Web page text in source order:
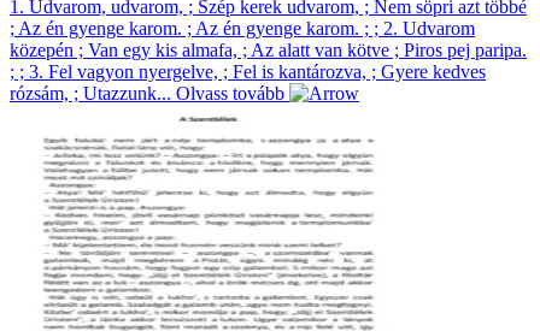
1. Udvarom, udvarom, ; Szép kerek udvarom, ; Nem söpri azt többé
; Az én gyenge karom. ; Az én gyenge karom. ; ; 2. Udvarom
közepén ; Van egy kis almafa, ; Az alatt van kötve ; Piros pej paripa.
; ; 3. Fel vagyon nyergelve, ; Fel is kantározva, ; Gyere kedves
rózsám, ; Utazzunk... Olvass tovább